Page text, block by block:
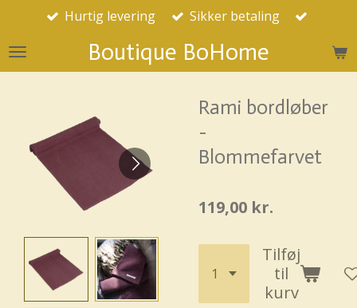
Spring
hovedindhold Boutique BoHome
Hurtig levering Sikker betaling
Rami bordløber
-
Blommefarvet
119,00 kr.
Tilføj
til
kurv